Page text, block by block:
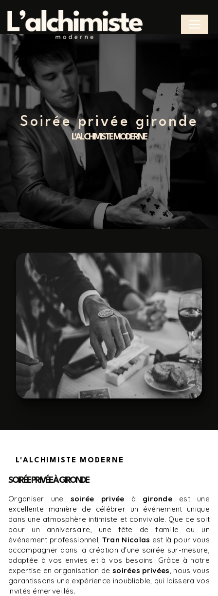
soirée privée gironde
L'ALCHIMISTE MODERNE
L'ALCHIMISTE MODERNE
SOIRÉE PRIVÉE À GIRONDE
Organiser une soirée privée à gironde est une
excellente manière de célébrer un événement unique
dans une atmosphère intimiste et conviviale. Que ce soit
pour un anniversaire, une fête de famille ou un
événement professionnel, Tran Nicolas est là pour vous
accompagner dans la création d'une soirée sur-mesure,
adaptée à vos envies et à vos besoins. Grâce à notre
expertise en organisation de soirées privées, nous vous
garantissons une expérience inoubliable, qui laissera vos
invités émerveillés.